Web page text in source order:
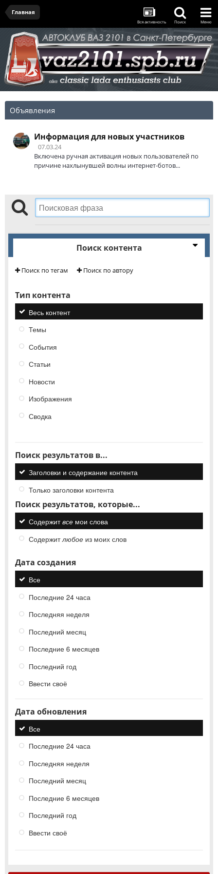
Главная
Вся активность Поиск Меню
Объявления
Информация для новых участников
07.03.24
Включена ручная активация новых пользователей по
причине нахлынувшей волны интернет-ботов...
Поиск контента
Поиск по тегам Поиск по автору
Тип контента
Весь контент
Темы
События
Статьи
Новости
Изображения
Сводка
Поиск результатов в...
Заголовки и содержание контента
Только заголовки контента
Поиск результатов, которые...
Содержитвсе мои слова
Содержитлюбое из моих слов
Дата создания
Все
Последние 24 часа
Последняя неделя
Последний месяц
Последние 6 месяцев
Последний год
Ввести своё
Дата обновления
Все
Последние 24 часа
Последняя неделя
Последний месяц
Последние 6 месяцев
Последний год
Ввести своё